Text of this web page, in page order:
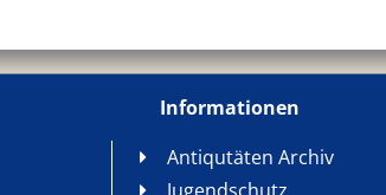
Informationen
Antiqutäten Archiv